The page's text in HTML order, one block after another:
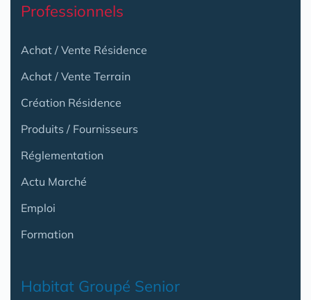
Professionnels
Achat / Vente Résidence
Achat / Vente Terrain
Création Résidence
Produits / Fournisseurs
Réglementation
Actu Marché
Emploi
Formation
Habitat Groupé Senior